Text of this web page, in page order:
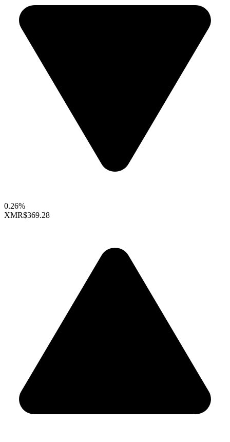
0.26%
XMR$369.28